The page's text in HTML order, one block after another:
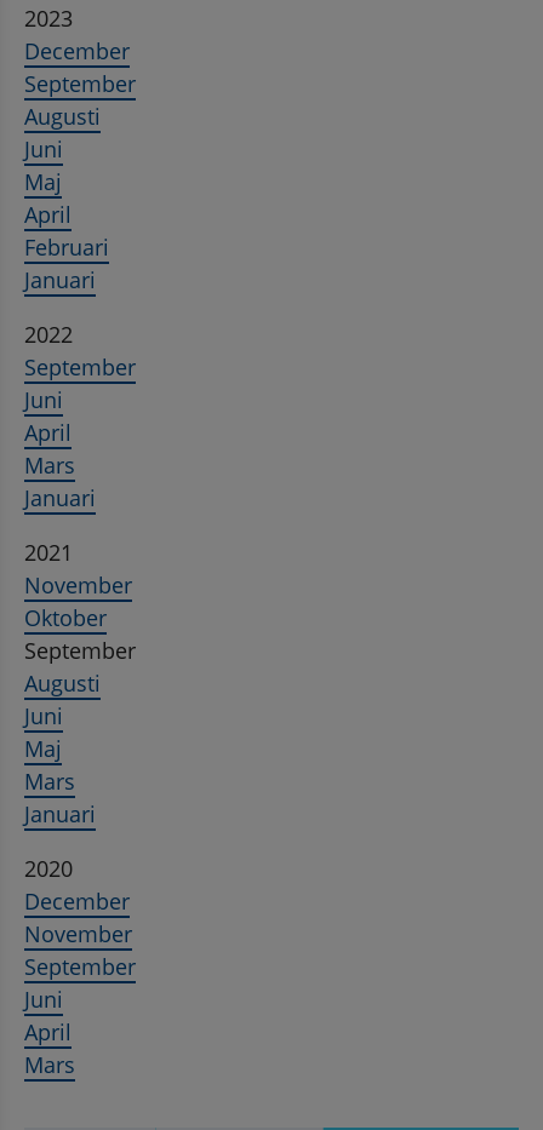
2023
December
September
Augusti
Juni
Maj
April
Februari
Januari
2022
September
Juni
April
Mars
Januari
2021
November
Oktober
September
Augusti
Juni
Maj
Mars
Januari
2020
December
November
September
Juni
April
Mars